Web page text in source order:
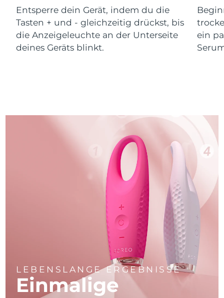
Entsperre dein Gerät, indem du die
Tasten + und - gleichzeitig drückst, bis
die Anzeigeleuchte an der Unterseite
deines Geräts blinkt.
ein
LEBENSLANGE ERGEBNISSE
Einmalige